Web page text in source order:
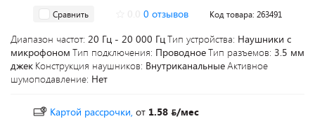
Сравнить 0 отзывов Код товара: 263491
Диапазон частот: 20 Гц - 20 000 ГцТип устройства: Наушники с
микрофоном Тип подключения: ПроводноеТип разъемов: 3.5 мм
джек Конструкция наушников: ВнутриканальныеАктивное
шумоподавление: Нет
Картой рассрочки, от 1.58
/мес